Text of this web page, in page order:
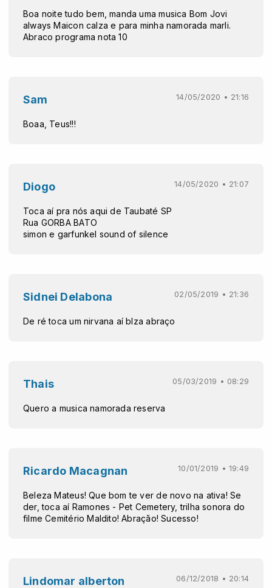
Boa noite tudo bem, manda uma musica Bom Jovi
always Maicon calza e para minha namorada marli.
Abraco programa nota 10
Sam 14/05/2020 • 21:16
Boaa, Teus!!!
Diogo 14/05/2020 • 21:07
Toca aí pra nós aqui de Taubaté SP
Rua GORBA BATO
simon e garfunkel sound of silence
Sidnei Delabona 02/05/2019 • 21:36
De ré toca um nirvana aí blza abraço
Thais 05/03/2019 • 08:29
Quero a musica namorada reserva
Ricardo Macagnan 10/01/2019 • 19:49
Beleza Mateus! Que bom te ver de novo na ativa! Se
der, toca aí Ramones - Pet Cemetery, trilha sonora do
filme Cemitério Maldito! Abração! Sucesso!
Lindomar alberton 06/12/2018 • 20:14